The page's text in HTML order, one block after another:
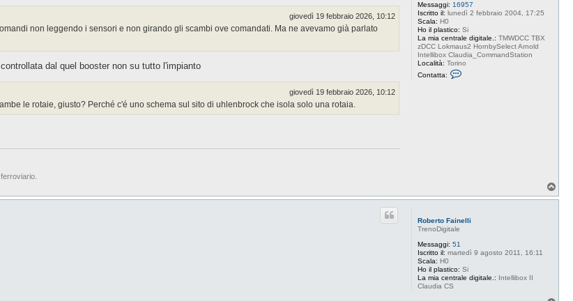
Messaggi: 16957
Iscritto il: lunedì 2 febbraio 2004, 17:25
Scala: H0
Ho il plastico: Si
La mia centrale digitale.: TMWDCC TBX
zDCC Lokmaus2 HornbySelect Arnold
Intellibox Claudia_CommandStation
Località: Torino
Contatta:
giovedì 19 febbraio 2026, 10:12
non leggendo i sensori e non girando gli scambi ove comandati. Ma ne avevamo già parlato
dal quel booster non su tutto l'impianto
giovedì 19 febbraio 2026, 10:12
le rotaie, giusto? Perché c'é uno schema sul sito di uhlenbrock che isola solo una rotaia.
o
Roberto Fainelli
TrenoDigitale
Messaggi: 51
Iscritto il: martedì 9 agosto 2011, 16:11
Scala: H0
Ho il plastico: Si
La mia centrale digitale.: Intellibox II
Claudia CS